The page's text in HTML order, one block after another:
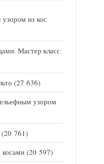
из кос
Мастер класс
(27 636)
узором
(20 761)
косами (20 597)